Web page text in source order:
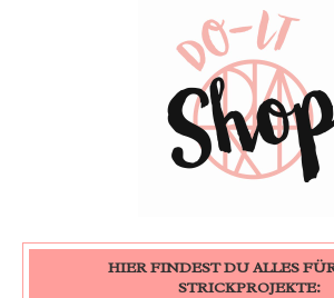
HIER FINDEST DU ALLES
STRICKPROJEKTE: